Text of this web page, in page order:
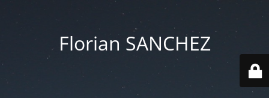
Florian SANCHEZ